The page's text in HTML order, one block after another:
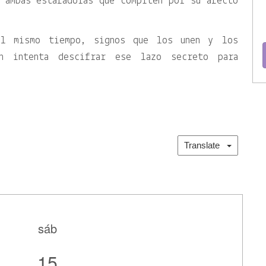
mismo tiempo, signos que los unen y los
intenta descifrar ese lazo secreto para
Translate
sáb